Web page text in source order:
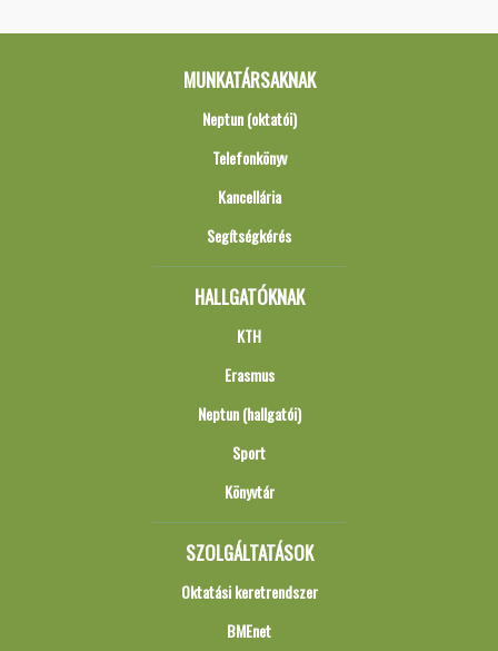
MUNKATÁRSAKNAK
Neptun (oktatói)
Telefonkönyv
Kancellária
Segítségkérés
HALLGATÓKNAK
KTH
Erasmus
Neptun (hallgatói)
Sport
Könyvtár
SZOLGÁLTATÁSOK
Oktatási keretrendszer
BMEnet